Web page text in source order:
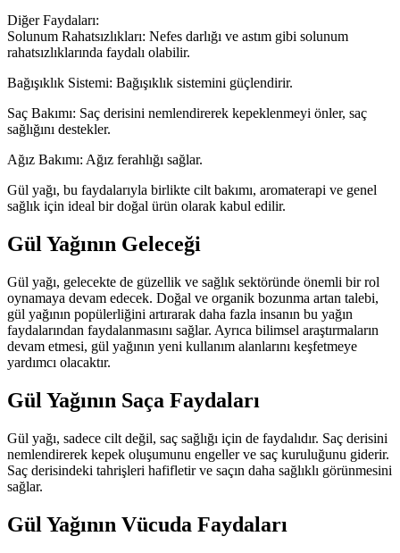
Diğer Faydaları:
Solunum Rahatsızlıkları: Nefes darlığı ve astım gibi solunum
rahatsızlıklarında faydalı olabilir.
Bağışıklık Sistemi: Bağışıklık sistemini güçlendirir.
Saç Bakımı: Saç derisini nemlendirerek kepeklenmeyi önler, saç
sağlığını destekler.
Ağız Bakımı: Ağız ferahlığı sağlar.
Gül yağı, bu faydalarıyla birlikte cilt bakımı, aromaterapi ve genel
sağlık için ideal bir doğal ürün olarak kabul edilir.
Gül Yağının Geleceği
Gül yağı, gelecekte de güzellik ve sağlık sektöründe önemli bir rol
oynamaya devam edecek. Doğal ve organik bozunma artan talebi,
gül yağının popülerliğini artırarak daha fazla insanın bu yağın
faydalarından faydalanmasını sağlar. Ayrıca bilimsel araştırmaların
devam etmesi, gül yağının yeni kullanım alanlarını keşfetmeye
yardımcı olacaktır.
Gül Yağının Saça Faydaları
Gül yağı, sadece cilt değil, saç sağlığı için de faydalıdır. Saç derisini
nemlendirerek kepek oluşumunu engeller ve saç kuruluğunu giderir.
Saç derisindeki tahrişleri hafifletir ve saçın daha sağlıklı görünmesini
sağlar.
Gül Yağının Vücuda Faydaları